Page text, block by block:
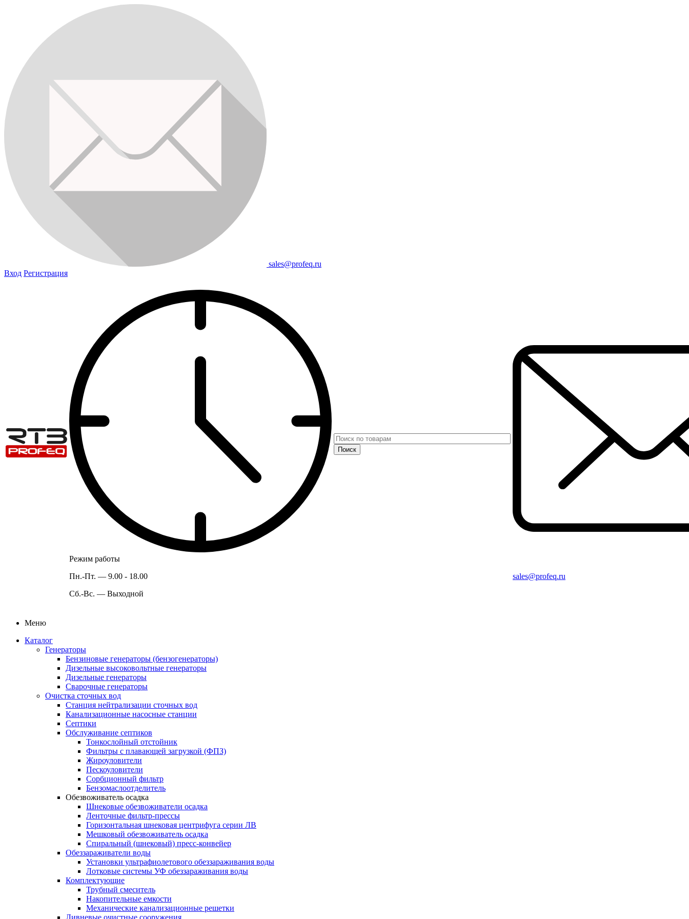
sales@profeq.ru
Вход Регистрация
Режим работы
Пн.-Пт. — 9.00 - 18.00
Сб.-Вс. — Выходной
sales@profeq.ru
Меню
Каталог
Генераторы
Бензиновые генераторы (бензогенераторы)
Дизельные высоковольтные генераторы
Дизельные генераторы
Сварочные генераторы
Очистка сточных вод
Станция нейтрализации сточных вод
Канализационные насосные станции
Септики
Обслуживание септиков
Тонкослойный отстойник
Фильтры с плавающей загрузкой (ФПЗ)
Жироуловители
Пескоуловители
Сорбционный фильтр
Бензомаслоотделитель
Обезвоживатель осадка
Шнековые обезвоживатели осадка
Ленточные фильтр-прессы
Горизонтальная шнековая центрифуга серии ЛВ
Мешковый обезвоживатель осадка
Спиральный (шнековый) пресс-конвейер
Обеззараживатели воды
Установки ультрафиолетового обеззараживания воды
Лотковые системы УФ обеззараживания воды
Комплектующие
Трубный смеситель
Накопительные емкости
Механические канализационные решетки
Ливневые очистные сооружения